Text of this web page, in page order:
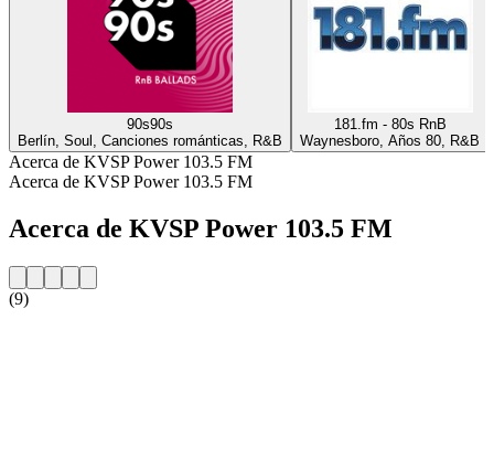
90s90s
Berlín, Soul, Canciones románticas, R&B
181.fm - 80s RnB
Waynesboro, Años 80, R&B
Acerca de KVSP Power 103.5 FM
Acerca de KVSP Power 103.5 FM
Acerca de KVSP Power 103.5 FM
(9)